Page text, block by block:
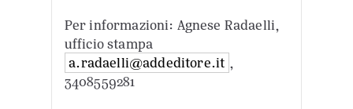
Per informazioni: Agnese Radaelli,
ufficio stampa
a.radaelli@addeditore.it ,
3408559281